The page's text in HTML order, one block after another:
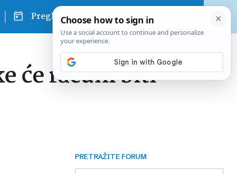
Pregled dana
će računi biti
PRETRAŽITE FORUM